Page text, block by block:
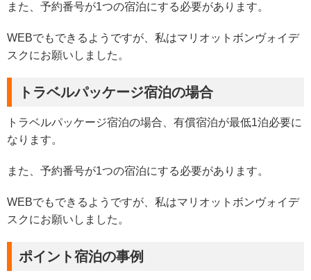
また、予約番号が1つの宿泊にする必要があります。
WEBでもできるようですが、私はマリオットボンヴォイデ
スクにお願いしました。
トラベルパッケージ宿泊の場合
トラベルパッケージ宿泊の場合、有償宿泊が最低1泊必要に
なります。
また、予約番号が1つの宿泊にする必要があります。
WEBでもできるようですが、私はマリオットボンヴォイデ
スクにお願いしました。
ポイント宿泊の事例